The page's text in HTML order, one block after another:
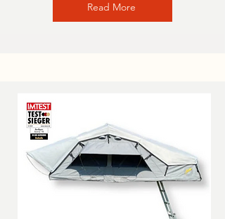
Read More